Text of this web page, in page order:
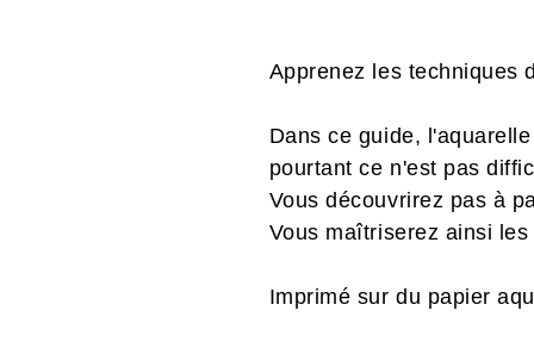
Apprenez les techniques
Dans ce guide,
pourtant ce n'est pas
Vous découvrirez pas à
Vous maîtriserez ainsi
Imprimé sur du papier